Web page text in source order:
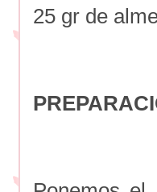
25 gr de